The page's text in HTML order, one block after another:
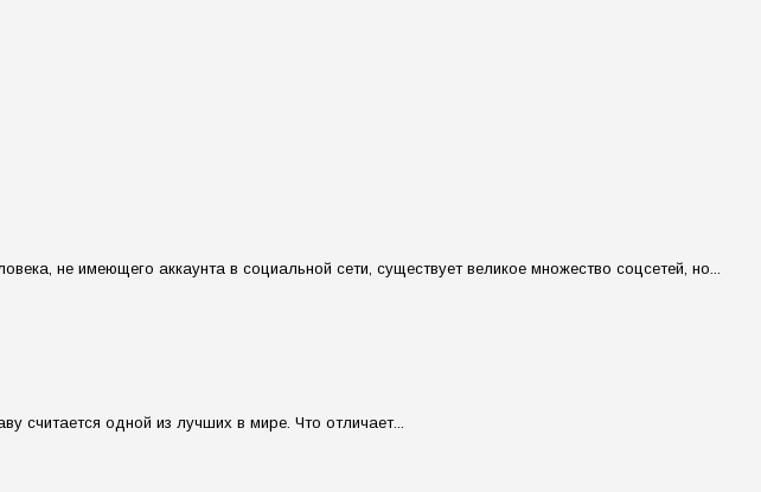
не имеющего аккаунта в социальной сети, существует великое множество соцсетей, но...
считается одной из лучших в мире. Что отличает...